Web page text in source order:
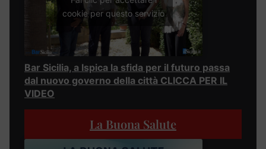
cookie per questo servizio
Bar Sicilia, a Ispica la sfida per il futuro passa
dal nuovo governo della città CLICCA PER IL
VIDEO
La Buona Salute